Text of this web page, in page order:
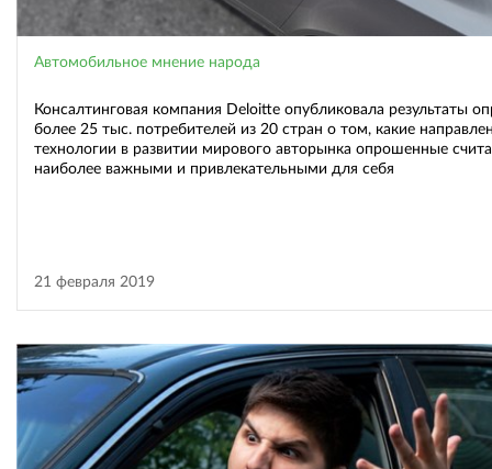
Автомобильное мнение народа
Консалтинговая компания Deloitte опубликовала результаты
более 25 тыс. потребителей из 20 стран о том, какие
технологии в развитии мирового авторынка опрошенные
наиболее важными и привлекательными для себя
21 февраля 2019